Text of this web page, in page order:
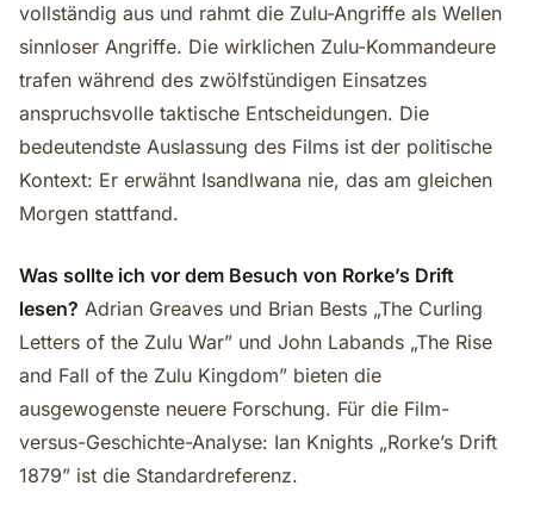
vollständig aus und rahmt die Zulu-Angriffe als Wellen
sinnloser Angriffe. Die wirklichen Zulu-Kommandeure
trafen während des zwölfstündigen Einsatzes
anspruchsvolle taktische Entscheidungen. Die
bedeutendste Auslassung des Films ist der politische
Kontext: Er erwähnt Isandlwana nie, das am gleichen
Morgen stattfand.
Was sollte ich vor dem Besuch von Rorke’s Drift
lesen? Adrian Greaves und Brian Bests „The Curling
Letters of the Zulu War” und John Labands „The Rise
and Fall of the Zulu Kingdom” bieten die
ausgewogenste neuere Forschung. Für die Film-
versus-Geschichte-Analyse: Ian Knights „Rorke’s Drift
1879” ist die Standardreferenz.